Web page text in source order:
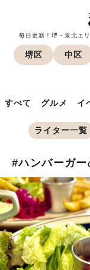
毎日更新！堺・泉北エ
堺区 中区
すべて グルメ イ
ライター一覧
#ハンバーガー